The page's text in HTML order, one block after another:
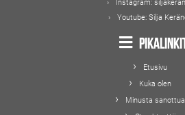
Instagram:
Youtube: Silja
Etusivu
Kuka olen
Minusta sanottua